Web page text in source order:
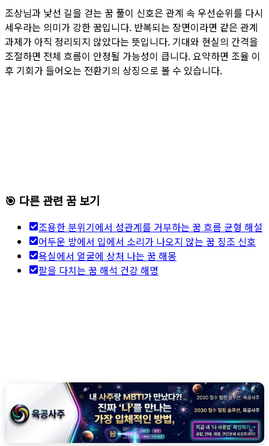
조상님과 낯선 길을 걷는 꿈 풀이 신호은 관계 속 우선순위를 다시
세우라는 의미가 강한 꿈입니다. 반복되는 장면이라면 같은 관계
과제가 아직 정리되지 않았다는 뜻입니다. 기대와 현실의 간격을
조절하면 전체 흐름이 안정될 가능성이 큽니다. 요약하면 조율 이
후 기회가 들어오는 전환기의 상징으로 볼 수 있습니다.
🎯 다른 관련 꿈 보기
조용한 분위기에서 성관계를 거부하는 꿈 흐름 균형 해설
어두운 방에서 입에서 소리가 나오지 않는 꿈 징조 신호
욕실에서 얼굴에 상처 나는 꿈 해몽
팔을 다치는 꿈 해석 건강 해명